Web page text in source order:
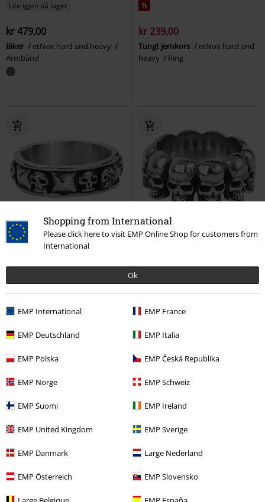
Shopping from International
Please click here to visit EMP Online Shop for customers from
International
Ok
EMP International EMP France
EMP Deutschland EMP Italia
EMP Polska EMP Česká Republika
EMP Norge EMP Schweiz
EMP Suomi EMP Ireland
EMP United Kingdom EMP Sverige
EMP Danmark Large Nederland
EMP Österreich EMP Slovensko
Lite igjen på lager
kr 479,00
Biker
etNox hard and heavy
Armbånd
%
kr 239,00
Tungt jernkors
etNox hard and
heavy
Ring
%
Skulls and Rivets
and heavy
Ring
Lite igjen på lager
heavy
Ring
Bikersmykker
Bestill bikersmykker online til lave priser
motoren brøler og den varme luften blander seg med lukten av bensin,
bikersmykkersom gjør rettferdighet til stilen din. Sprø kjeder,
deg på din neste tur og bestill smykker til rockere online på EMP!